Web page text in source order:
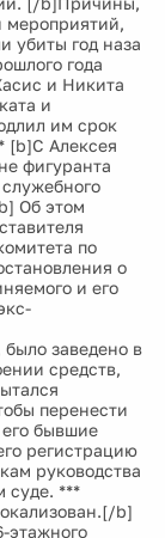
мероприятий,
убиты год наза
года
и Никита
и
им срок
[b]С Алексея
фигуранта
Об этом
по
о
и его
заведено в
средств,
перенести
бывшие
регистрацию
руководства
суде. ***
b]
этажного